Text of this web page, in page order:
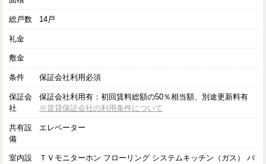
総戸数 14戸
礼金
敷金
条件 保証会社利用必須
保証会
社
保証会社利用有：初回賃料総額の50％相当額、別途更新料有
※賃貸保証会社の利用条件について
共有設
備
エレベーター
室内設
ＴＶモニターホン フローリング システムキッチン（ガス） バ